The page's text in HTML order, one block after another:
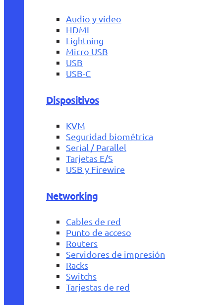
Audio y vídeo
HDMI
Lightning
Micro USB
USB
USB-C
Dispositivos
KVM
Seguridad biométrica
Serial / Parallel
Tarjetas E/S
USB y Firewire
Networking
Cables de red
Punto de acceso
Routers
Servidores de impresión
Racks
Switchs
Tarjestas de red